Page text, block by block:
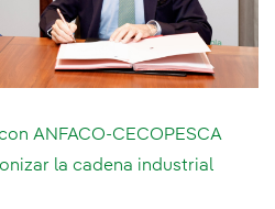
ANFACO-CECOPESCA
la cadena industrial